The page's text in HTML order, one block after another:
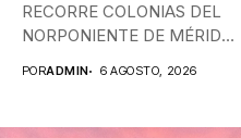
RECORRE COLONIAS DEL
NORPONIENTE DE MÉRIDA
PORADMIN 6 AGOSTO, 2026